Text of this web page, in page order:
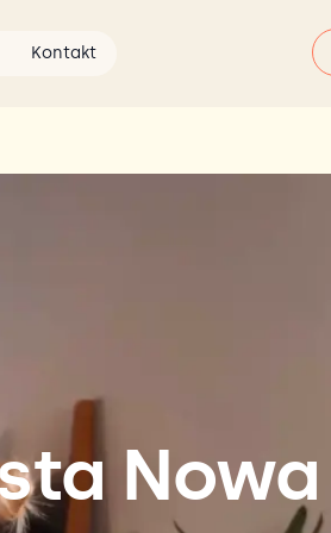
Kontakt
Nowa